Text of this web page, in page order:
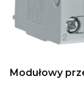
Modułowy